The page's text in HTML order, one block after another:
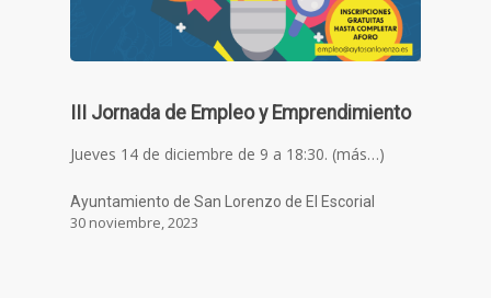
III Jornada de Empleo y Emprendimiento
Jueves 14 de diciembre de 9 a 18:30. (más…)
Ayuntamiento de San Lorenzo de El Escorial
30 noviembre, 2023